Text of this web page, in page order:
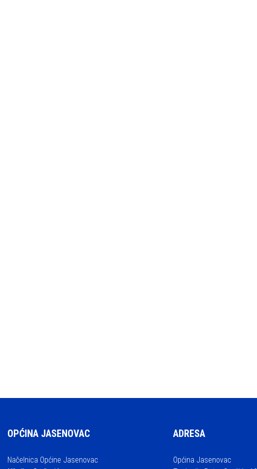
OPĆINA JASENOVAC
Načelnica Općine Jasenovac
ADRESA
Općina Jasenovac